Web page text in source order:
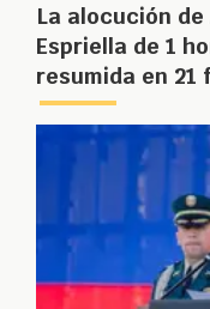
La alocución de
Espriella de 1
resumida en 21